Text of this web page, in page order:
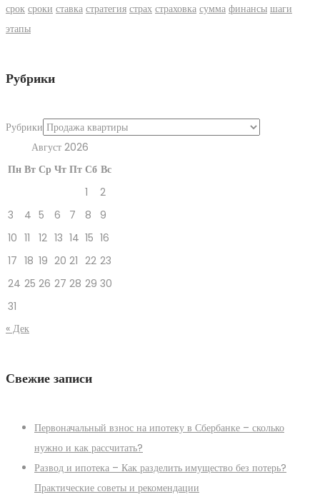
срок сроки ставка стратегия страх страховка сумма финансы шаги
этапы
Рубрики
Рубрики
Август 2026
Пн Вт Ср Чт Пт Сб Вс
1
2
3
4 5 6 7 8
9
10 11 12 13 14 15 16
17 18 19 20 21 22 23
24 25 26 27 28 29 30
31
« Дек
Свежие записи
Первоначальный взнос на ипотеку в Сбербанке – сколько
нужно и как рассчитать?
Развод и ипотека – Как разделить имущество без потерь?
Практические советы и рекомендации